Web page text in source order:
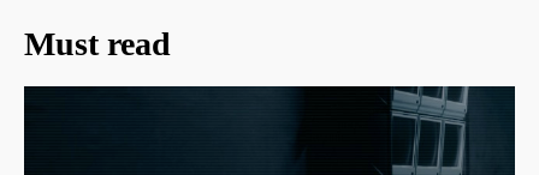
Must read